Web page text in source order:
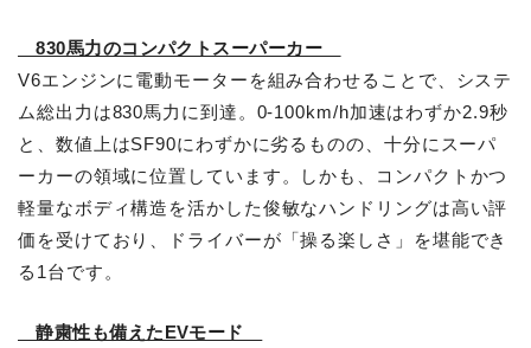
830馬力のコンパクトスーパーカー
V6エンジンに電動モーターを組み合わせることで、システ
ム総出力は830馬力に到達。0-100km/h加速はわずか2.9秒
と、数値上はSF90にわずかに劣るものの、十分にスーパ
ーカーの領域に位置しています。しかも、コンパクトかつ
軽量なボディ構造を活かした俊敏なハンドリングは高い評
価を受けており、ドライバーが「操る楽しさ」を堪能でき
る1台です。
静粛性も備えたEVモード